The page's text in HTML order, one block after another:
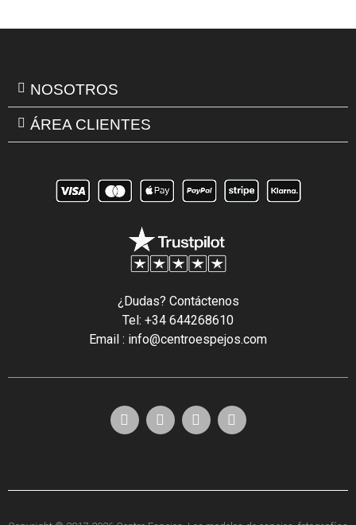
NOSOTROS
ÁREA CLIENTES
¿Dudas? Contáctenos
Tel: +34 644268610
Email : info@centroespejos.com